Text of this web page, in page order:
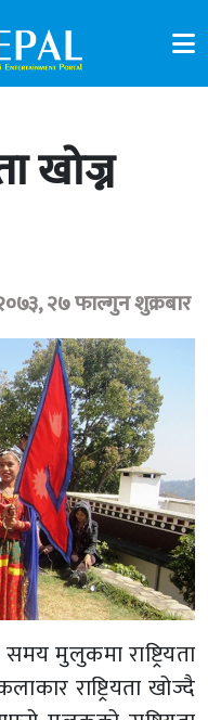
खोज्न
२७ फाल्गुन शुक्रबार
मुलुकमा राष्ट्रियता
राष्ट्रियता खोज्दै